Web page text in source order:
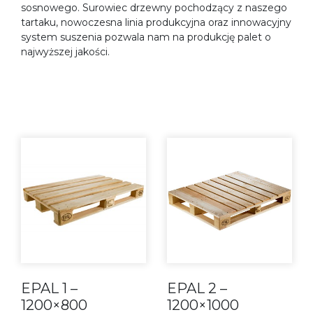
sosnowego. Surowiec drzewny pochodzący z naszego
tartaku, nowoczesna linia produkcyjna oraz innowacyjny
system suszenia pozwala nam na produkcję palet o
najwyższej jakości.
EPAL 1 –
1200×800
EPAL 2 –
1200×1000